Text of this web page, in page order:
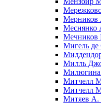
Мерников
Меснянко
Мечников
Мигель де
Милль
Милюгина
Митчелл
Митчелл
Митяев А.